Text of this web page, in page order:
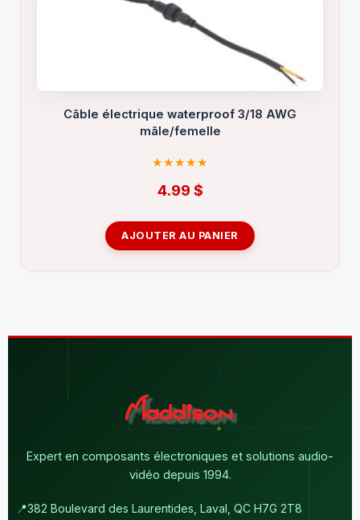
Câble électrique waterproof 3/18 AWG
mâle/femelle
4.99 $
AJOUTER AU PANIER
Expert en composants électroniques et solutions audio-
vidéo depuis 1994.
📍382 Boulevard des Laurentides, Laval, QC H7G 2T8